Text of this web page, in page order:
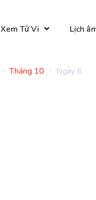
Xem Tử Vi Lịch
Tháng 10 Ngày 6